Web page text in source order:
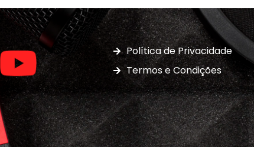
Política de Privacidade
Termos e Condições